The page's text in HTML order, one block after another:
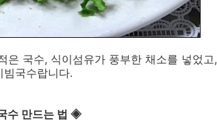
은 국수, 식이섬유가 풍부한 채소를 넣었고,
국수랍니다.
수 만드는 법 ◈